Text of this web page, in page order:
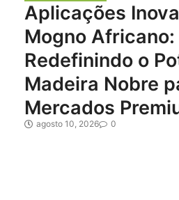
Aplicações
Mogno Africano:
Redefinindo o
Madeira Nobre
Mercados
agosto 10, 2026 0